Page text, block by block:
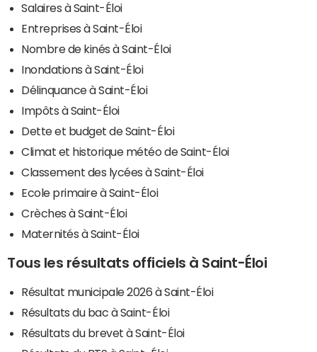
Salaires à Saint-Éloi
Entreprises à Saint-Éloi
Nombre de kinés à Saint-Éloi
Inondations à Saint-Éloi
Délinquance à Saint-Éloi
Impôts à Saint-Éloi
Dette et budget de Saint-Éloi
Climat et historique météo de Saint-Éloi
Classement des lycées à Saint-Éloi
Ecole primaire à Saint-Éloi
Crèches à Saint-Éloi
Maternités à Saint-Éloi
Tous les résultats officiels à Saint-Éloi
Résultat municipale 2026 à Saint-Éloi
Résultats du bac à Saint-Éloi
Résultats du brevet à Saint-Éloi